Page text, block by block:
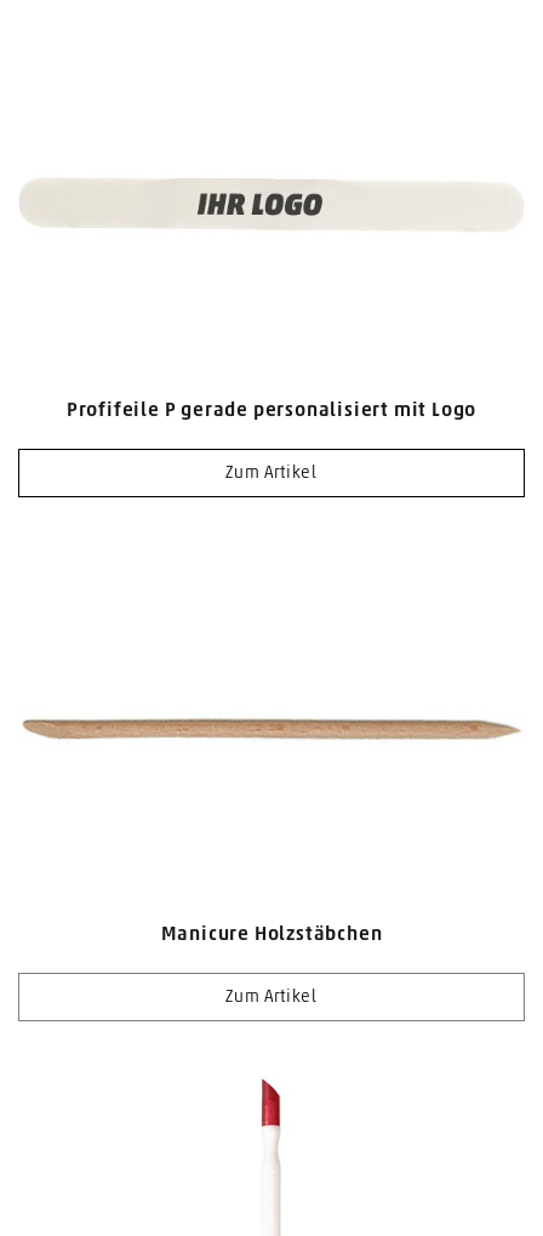
Profifeile P gerade personalisiert mit Logo
Zum Artikel
Manicure Holzstäbchen
Zum Artikel